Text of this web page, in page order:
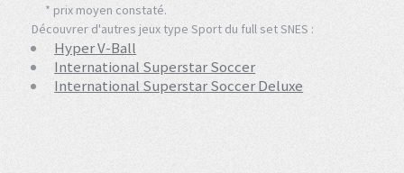
* prix moyen constaté.
Découvrer d'autres jeux type Sport du full set SNES :
Hyper V-Ball
International Superstar Soccer
International Superstar Soccer Deluxe